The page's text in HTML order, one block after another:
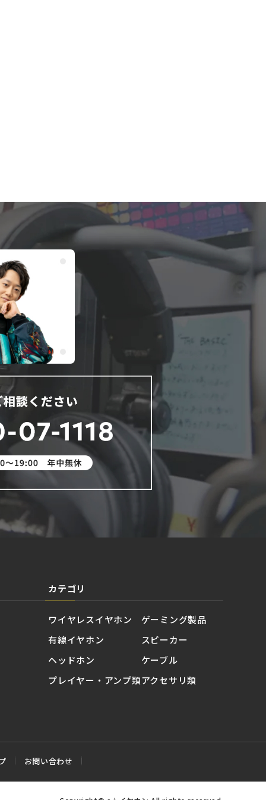
カテゴリ
ワイヤレスイヤホン
有線イヤホン
ヘッドホン
プレイヤー・アンプ類
ゲーミング製品
スピーカー
ケーブル
アクセサリ類
お問い合わせ